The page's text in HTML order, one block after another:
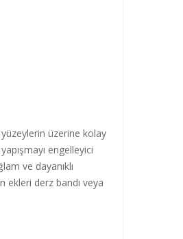
üzerine kolay
engelleyici
ve dayanıklı
ekleri derz bandı veya